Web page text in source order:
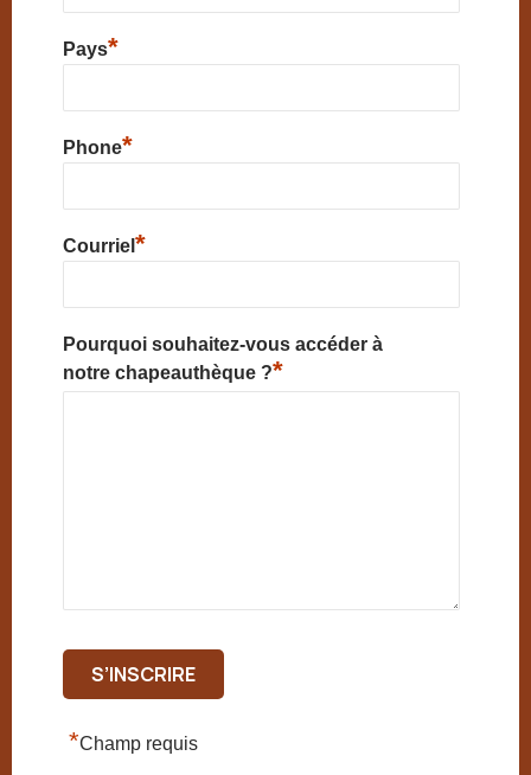
Pays*
Phone*
Courriel *
Pourquoi souhaitez-vous accéder à
notre chapeauthèque ?*
*Champ requis